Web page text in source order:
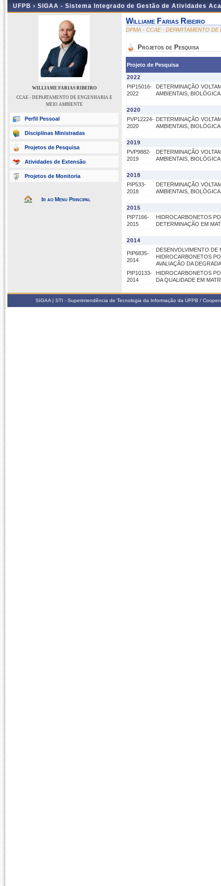
UFPB › SIGAA - Sistema Integrado de Gestão de Atividades
WILLIAME FARIAS RIBEIRO
CCAE - DEPARTAMENTO DE ENGENHARIA E
MEIO AMBIENTE
Perfil Pessoal
Disciplinas Ministradas
Projetos de Pesquisa
Atividades de Extensão
Projetos de Monitoria
Ir ao Menu Principal
Williame Farias Ribeiro
DPMA - CCAE - DEPARTAMENTO
Projetos de Pesquisa
Projeto de Pesquisa
2022
PIP15016-
2022
DETERMINAÇÃO
AMBIENTAIS,
2020
PVP12224-
2020
DETERMINAÇÃO
AMBIENTAIS,
2019
PVP9882-
2019
DETERMINAÇÃO
AMBIENTAIS,
2018
PIP533-
2018
DETERMINAÇÃO
AMBIENTAIS,
2015
PIP7166-
2015
HIDROCARBONETOS
DETERMINAÇÃO EM
2014
PIP6835-
2014
DESENVOLVIMENTO DE
HIDROCARBONETOS
AVALIAÇÃO DA
PIP10133-
2014
HIDROCARBONETOS
DA QUALIDADE EM
SIGAA | STI - Superintendência de Tecnologia da Informação da UFPB /